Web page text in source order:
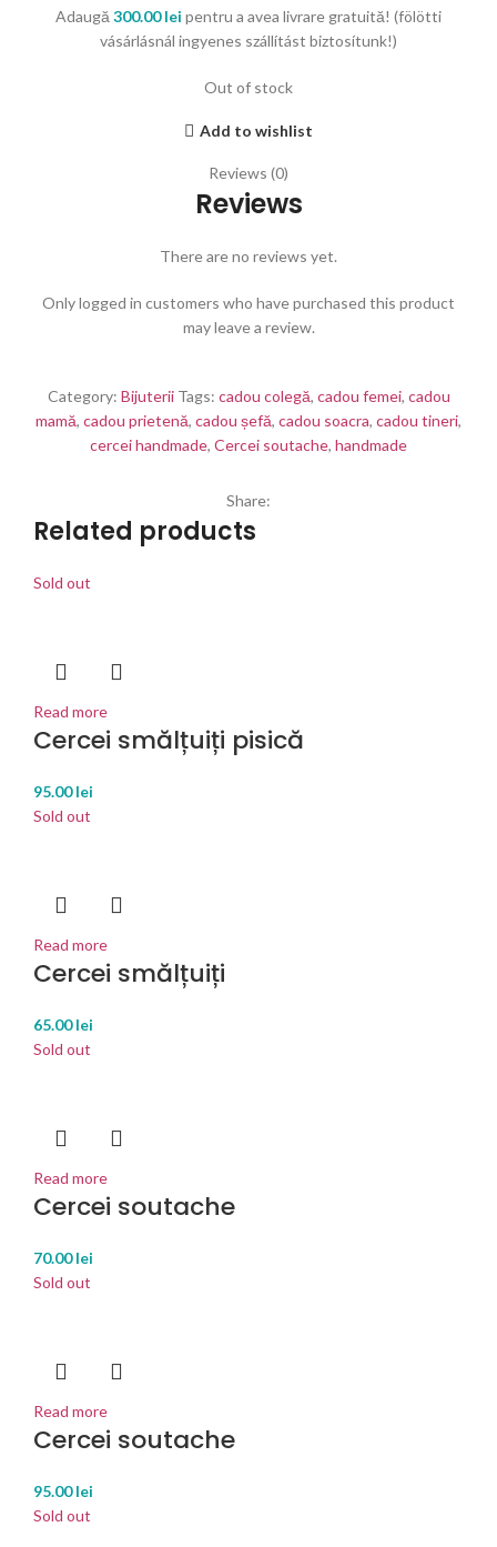
Adaugă 300.00lei pentru a avea livrare gratuită! (fölötti
vásárlásnál ingyenes szállítást biztosítunk!)
Out of stock
Add to wishlist
Reviews (0)
Reviews
There are no reviews yet.
Only logged in customers who have purchased this product
may leave a review.
Category: Bijuterii Tags: cadou colegă, cadou femei, cadou
mamă, cadou prietenă, cadou șefă, cadou soacra, cadou tineri,
cercei handmade, Cercei soutache, handmade
Share:
Related products
Sold out
Read more
Cercei smălțuiți pisică
95.00lei
Sold out
Read more
Cercei smălțuiți
65.00lei
Sold out
Read more
Cercei soutache
70.00lei
Sold out
Read more
Cercei soutache
95.00lei
Sold out